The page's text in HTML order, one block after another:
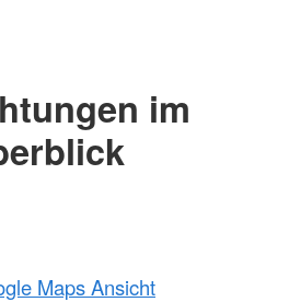
im
Maps Ansicht